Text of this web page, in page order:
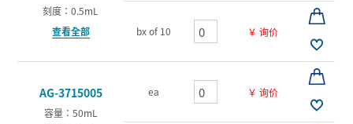
刻度：0.5mL
查看全部
bx of 10 ￥ 询价
AG-3715005
容量：50mL
ea ￥ 询价